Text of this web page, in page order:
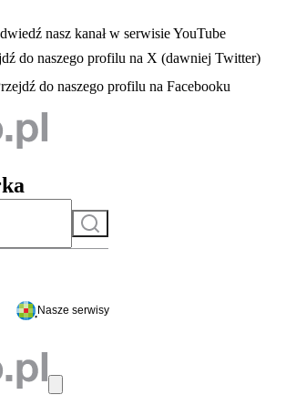
- otwiera się w nowej karcie
nasz kanał w serwisie YouTube
w nowej karcie
do naszego profilu na X (dawniej Twitter)
- otwiera się w nowej karcie
do naszego profilu na Facebooku
Szukaj
do serwisu
Nasze serwisy